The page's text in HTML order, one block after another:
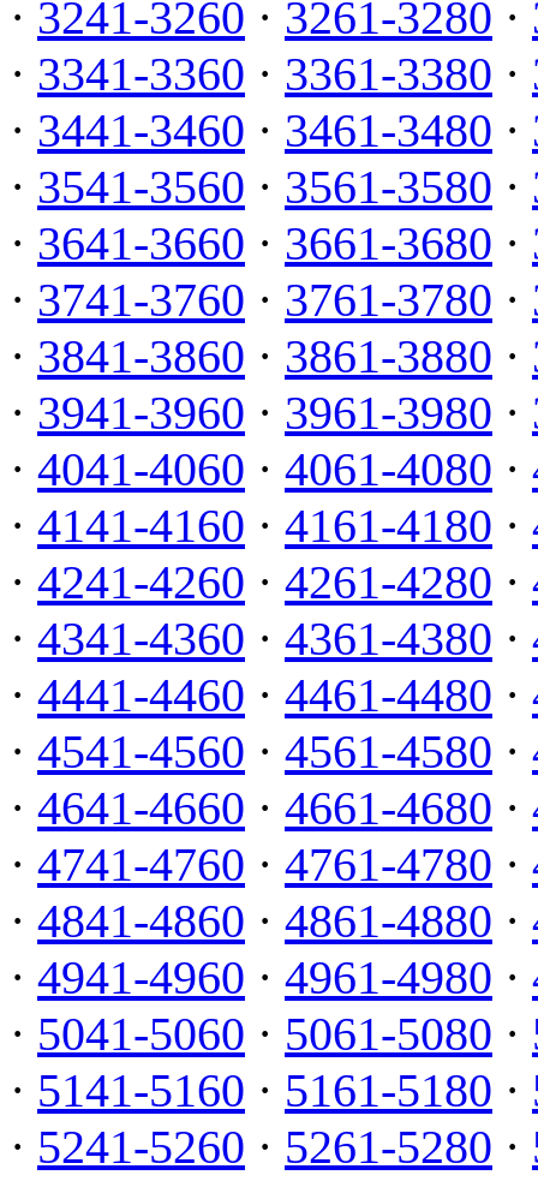
· 3241-3260 · 3261-3280 ·
· 3341-3360 · 3361-3380 ·
· 3441-3460 · 3461-3480 ·
· 3541-3560 · 3561-3580 ·
· 3641-3660 · 3661-3680 ·
· 3741-3760 · 3761-3780 ·
· 3841-3860 · 3861-3880 ·
· 3941-3960 · 3961-3980 ·
· 4041-4060 · 4061-4080 ·
· 4141-4160 · 4161-4180 ·
· 4241-4260 · 4261-4280 ·
· 4341-4360 · 4361-4380 ·
· 4441-4460 · 4461-4480 ·
· 4541-4560 · 4561-4580 ·
· 4641-4660 · 4661-4680 ·
· 4741-4760 · 4761-4780 ·
· 4841-4860 · 4861-4880 ·
· 4941-4960 · 4961-4980 ·
· 5041-5060 · 5061-5080 ·
· 5141-5160 · 5161-5180 ·
· 5241-5260 · 5261-5280 ·